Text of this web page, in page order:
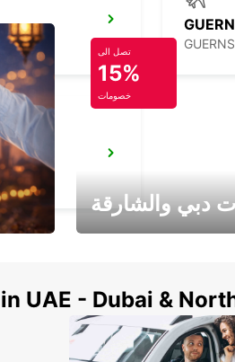
تصل الى
15%
خصومات
دبي والشارقة
UAE - Dubai &